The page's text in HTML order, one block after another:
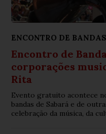
ENCONTRO DE BANDAS
Encontro de
corporações
Rita
Evento gratuito acontece
bandas de Sabará e de
celebração da música, da